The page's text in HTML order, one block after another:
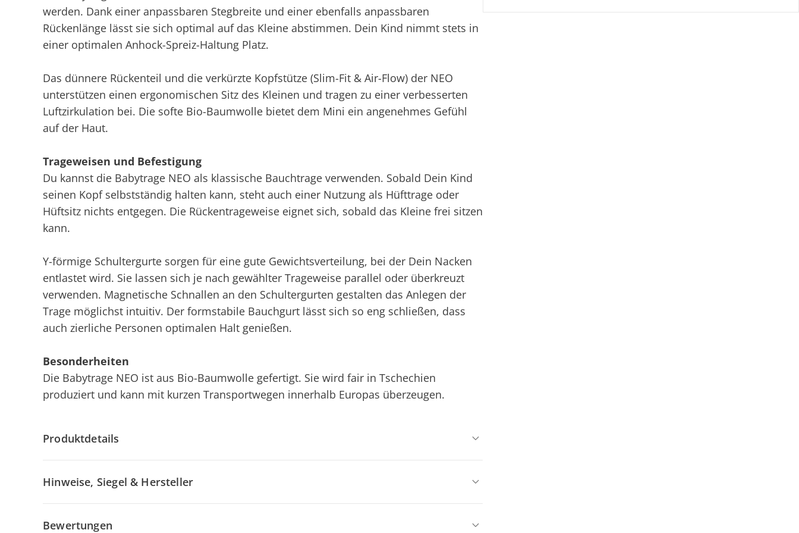
werden. Dank einer anpassbaren Stegbreite und einer ebenfalls anpassbaren
Rückenlänge lässt sie sich optimal auf das Kleine abstimmen. Dein Kind nimmt stets in
einer optimalen Anhock-Spreiz-Haltung Platz.
Das dünnere Rückenteil und die verkürzte Kopfstütze (Slim-Fit & Air-Flow) der NEO
unterstützen einen ergonomischen Sitz des Kleinen und tragen zu einer verbesserten
Luftzirkulation bei. Die softe Bio-Baumwolle bietet dem Mini ein angenehmes Gefühl
auf der Haut.
Trageweisen und Befestigung
Du kannst die Babytrage NEO als klassische Bauchtrage verwenden. Sobald Dein Kind
seinen Kopf selbstständig halten kann, steht auch einer Nutzung als Hüfttrage oder
Hüftsitz nichts entgegen. Die Rückentrageweise eignet sich, sobald das Kleine frei sitzen
kann.
Y-förmige Schultergurte sorgen für eine gute Gewichtsverteilung, bei der Dein Nacken
entlastet wird. Sie lassen sich je nach gewählter Trageweise parallel oder überkreuzt
verwenden. Magnetische Schnallen an den Schultergurten gestalten das Anlegen der
Trage möglichst intuitiv. Der formstabile Bauchgurt lässt sich so eng schließen, dass
auch zierliche Personen optimalen Halt genießen.
Besonderheiten
Die Babytrage NEO ist aus Bio-Baumwolle gefertigt. Sie wird fair in Tschechien
produziert und kann mit kurzen Transportwegen innerhalb Europas überzeugen.
Produktdetails
Hinweise, Siegel & Hersteller
Bewertungen